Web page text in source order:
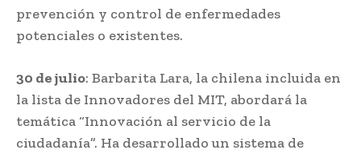
prevención y control de enfermedades
potenciales o existentes.
30 de julio: Barbarita Lara, la chilena incluida en
la lista de Innovadores del MIT, abordará la
temática “Innovación al servicio de la
ciudadanía”. Ha desarrollado un sistema de